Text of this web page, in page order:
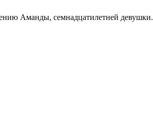
Аманды, семнадцатилетней